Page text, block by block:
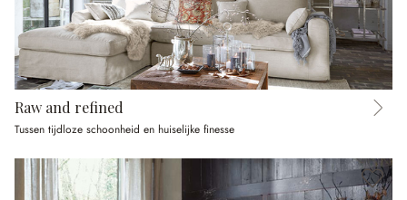
Raw and refined
Tussen tijdloze schoonheid en huiselijke finesse